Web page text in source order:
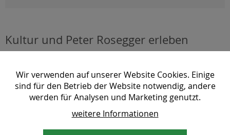
Kultur und Peter Rosegger erleben
Region Joglland - Waldheimatbei einer Führung durch
die Peter RoseggerAusstellungin St. Kathrein am
Hauenstein und einer Wanderung amChristmettenweg
Wir verwenden auf unserer Website Cookies. Einige
sind für den Betrieb der Website notwendig, andere
werden für Analysen und Marketing genutzt.
weitere Informationen